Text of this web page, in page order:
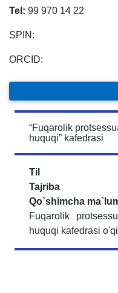
Tel: 99 970 14 22
SPIN:
ORCID:
“Fuqarolik
huquqi” kafedrasi
Til
Tajriba
Qo`shimcha
Fuqarolik
huquqi kafedrasi